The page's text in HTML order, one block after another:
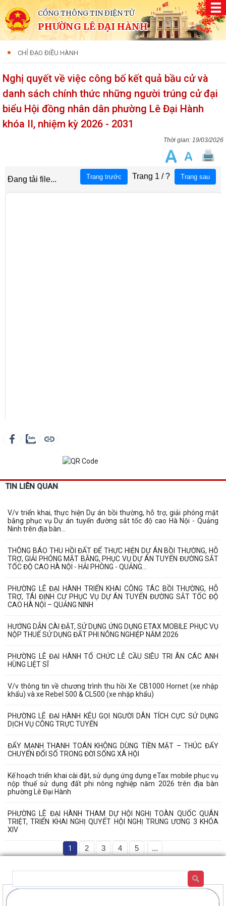
CỔNG THÔNG TIN ĐIỆN TỬ
PHƯỜNG LÊ ĐẠI HÀNH
CHỈ ĐẠO ĐIỀU HÀNH
Nghị quyết về việc công bố kết quả bầu cử và
danh sách chính thức những người trúng cử đại
biểu Hội đồng nhân dân phường Lê Đại Hành
khóa II, nhiệm kỳ 2026 - 2031
19/03/2026
TIN LIÊN QUAN
V/v triển khai, thực hiện Dự án bồi thường, hỗ trợ, giải phóng mặt
bằng phục vụ Dự án tuyến đường sắt tốc độ cao Hà Nội - Quảng
Ninh trên địa bàn...
THÔNG BÁO THU HỒI ĐẤT ĐỂ THỰC HIỆN DỰ ÁN BỒI THƯỜNG, HỖ
TRỢ, GIẢI PHÓNG MẶT BẰNG, PHỤC VỤ DỰ ÁN TUYẾN ĐƯỜNG SẮT
TỐC ĐỘ CAO HÀ NỘI - HẢI PHÒNG - QUẢNG...
PHƯỜNG LÊ ĐẠI HÀNH TRIỂN KHAI CÔNG TÁC BỒI THƯỜNG, HỖ
TRỢ, TÁI ĐỊNH CƯ PHỤC VỤ DỰ ÁN TUYẾN ĐƯỜNG SẮT TỐC ĐỘ
CAO HÀ NỘI – QUẢNG NINH
HƯỚNG DẪN CÀI ĐẶT, SỬ DỤNG ỨNG DỤNG ETAX MOBILE PHỤC VỤ
NỘP THUẾ SỬ DỤNG ĐẤT PHI NÔNG NGHIỆP NĂM 2026
PHƯỜNG LÊ ĐẠI HÀNH TỔ CHỨC LỄ CẦU SIÊU TRI ÂN CÁC ANH
HÙNG LIỆT SĨ
V/v thông tin về chương trình thu hồi Xe CB1000 Hornet (xe nhập
khẩu) và xe Rebel 500 & CL500 (xe nhập khẩu)
PHƯỜNG LÊ ĐẠI HÀNH KÊU GỌI NGƯỜI DÂN TÍCH CỰC SỬ DỤNG
DỊCH VỤ CÔNG TRỰC TUYẾN
ĐẨY MẠNH THANH TOÁN KHÔNG DÙNG TIỀN MẶT – THÚC ĐẨY
CHUYỂN ĐỔI SỐ TRONG ĐỜI SỐNG XÃ HỘI
Kế hoạch triển khai cài đặt, sử dụng ứng dựng eTax mobile phục vụ
nộp thuế sử dụng đất phi nông nghiệp năm 2026 trên địa bàn
phường Lê Đại Hành
PHƯỜNG LÊ ĐẠI HÀNH THAM DỰ HỘI NGHỊ TOÀN QUỐC QUÁN
TRIỆT, TRIỂN KHAI NGHỊ QUYẾT HỘI NGHỊ TRUNG ƯƠNG 3 KHÓA
XIV
1 2 3 4 5 ...